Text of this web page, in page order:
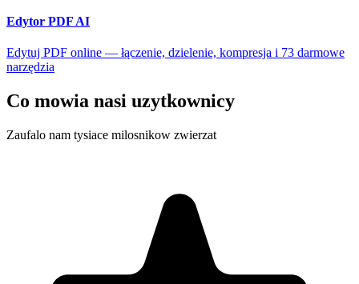
Edytor PDF AI
Edytuj PDF online — łączenie, dzielenie, kompresja i 73 darmowe
narzędzia
Co mowia nasi uzytkownicy
Zaufalo nam tysiace milosnikow zwierzat